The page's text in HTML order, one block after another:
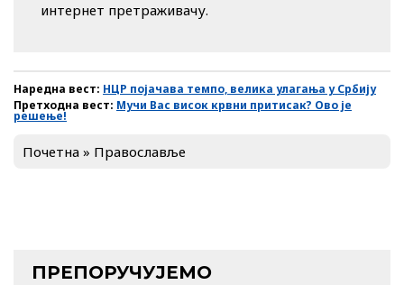
интернет претраживачу.
Наредна вест: НЦР појачава темпо, велика улагања у Србију
Претходна вест: Мучи Вас висок крвни притисак? Ово је
решење!
Почетна » Православље
ПРЕПОРУЧУЈЕМО